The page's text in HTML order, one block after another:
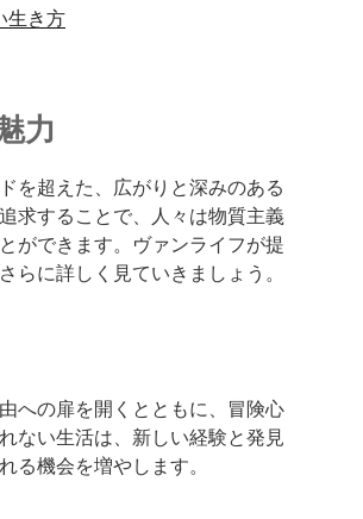
生き方
力
を超えた、広がりと深みのある
求することで、人々は物質主義
ができます。ヴァンライフが提
らに詳しく見ていきましょう。
への扉を開くとともに、冒険心
ない生活は、新しい経験と発見
る機会を増やします。